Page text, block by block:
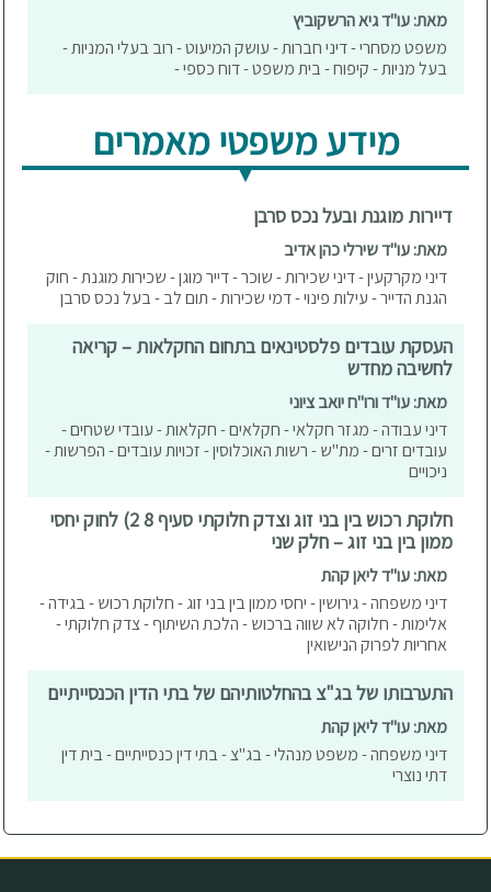
מאת: עו"ד גיא הרשקוביץ
משפט מסחרי - דיני חברות - עושק המיעוט - רוב בעלי המניות -
בעל מניות - קיפוח - בית משפט - דוח כספי -
מידע משפטי מאמרים
דיירות מוגנת ובעל נכס סרבן
מאת: עו"ד שירלי כהן אדיב
דיני מקרקעין - דיני שכירות - שוכר - דייר מוגן - שכירות מוגנת - חוק
הגנת הדייר - עילות פינוי - דמי שכירות - תום לב - בעל נכס סרבן
העסקת עובדים פלסטינאים בתחום החקלאות – קריאה
לחשיבה מחדש
מאת: עו"ד ורו"ח יואב ציוני
דיני עבודה - מגזר חקלאי - חקלאים - חקלאות - עובדי שטחים -
עובדים זרים - מת"ש - רשות האוכלוסין - זכויות עובדים - הפרשות -
ניכויים
חלוקת רכוש בין בני זוג וצדק חלוקתי סעיף 8 2) לחוק יחסי
ממון בין בני זוג – חלק שני
מאת: עו"ד ליאן קהת
דיני משפחה - גירושין - יחסי ממון בין בני זוג - חלוקת רכוש - בגידה -
אלימות - חלוקה לא שווה ברכוש - הלכת השיתוף - צדק חלוקתי -
אחריות לפרוק הנישואין
התערבותו של בג"צ בהחלטותיהם של בתי הדין הכנסייתיים
מאת: עו"ד ליאן קהת
דיני משפחה - משפט מנהלי - בג"צ - בתי דין כנסייתיים - בית דין
דתי נוצרי